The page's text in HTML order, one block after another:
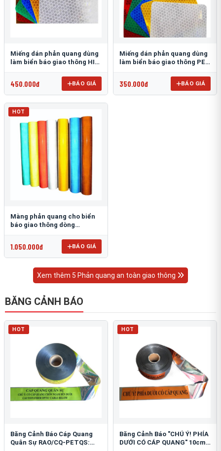
Miếng dán phản quang dùng
làm biển báo giao thông HIP
450.000đ BÁO GIÁ
Miếng dán phản quang dùng
làm biển báo giao thông PEG
350.000đ BÁO GIÁ
HOT
Màng phản quang cho biển
báo giao thông dòng
1.050.000đ BÁO GIÁ
Xem thêm 5 Phản quang an toàn giao thông
BĂNG CẢNH BÁO
HOT
Băng Cảnh Báo Cáp Quang
Quân Sự RAO/CQ-PETQS:
HOT
Băng Cảnh Báo "CHÚ Ý! PHÍA
DƯỚI CÓ CÁP QUANG" 10cm: